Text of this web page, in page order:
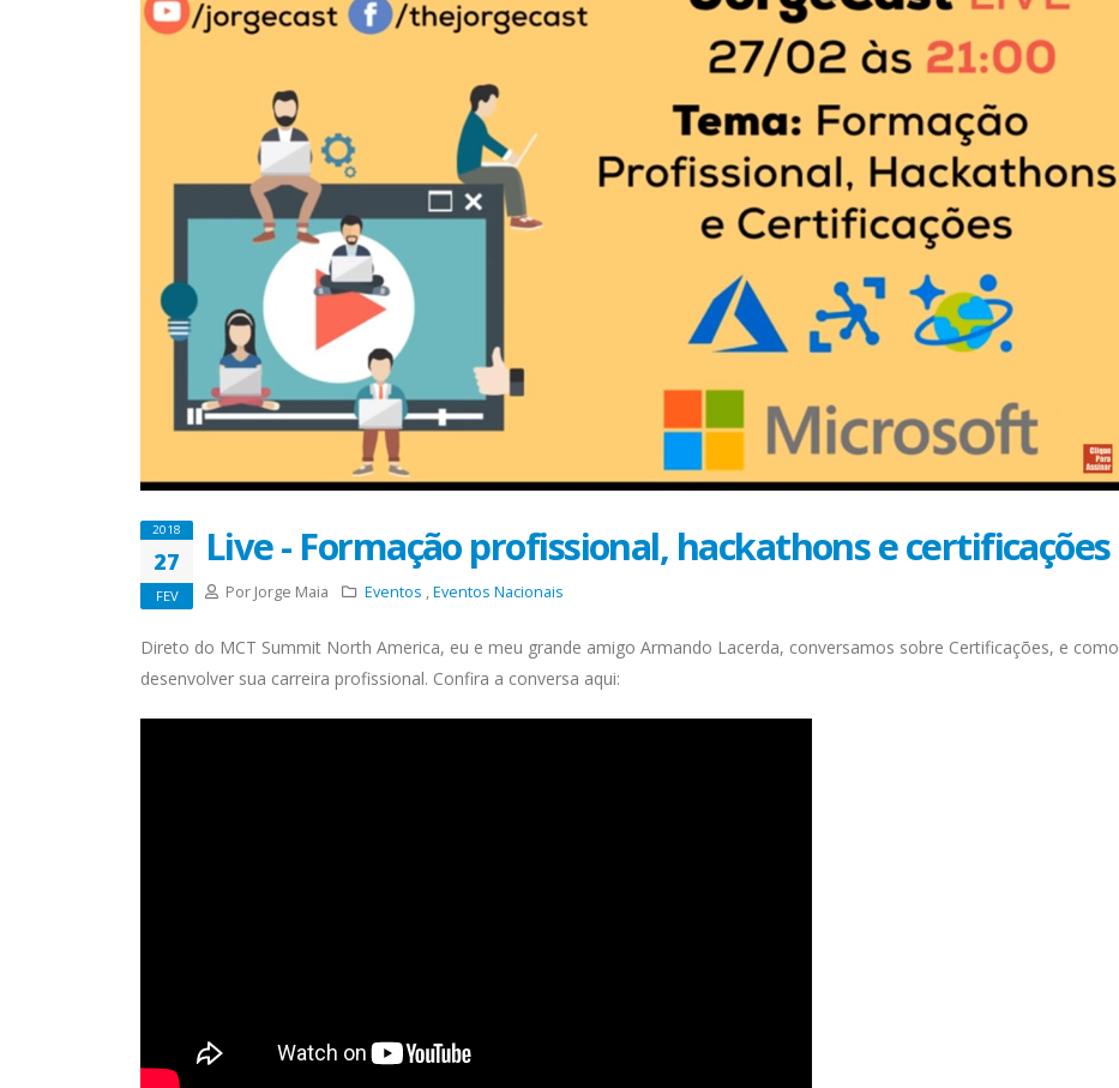
2018
27
FEV
Live - Formação profissional, hackathons e certificações
Por Jorge Maia Eventos ,Eventos Nacionais
Direto do MCT Summit North America, eu e meu grande amigo Armando Lacerda, conversamos sobre Certificações, e como
desenvolver sua carreira profissional. Confira a conversa aqui: